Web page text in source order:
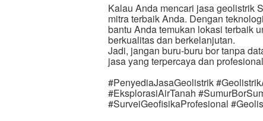
Kalau Anda mencari jasa geolistrik
mitra terbaik Anda. Dengan
bantu Anda temukan lokasi terbaik
berkualitas dan berkelanjutan.
Jadi, jangan buru-buru bor tanpa
jasa yang terpercaya dan
#PenyediaJasaGeolistrik
#EksplorasiAirTanah
#SurveiGeofisikaProfesional